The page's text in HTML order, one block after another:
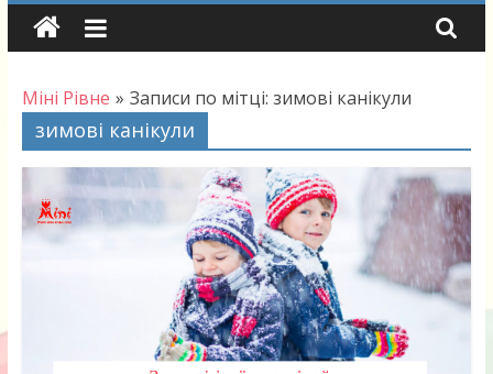
Skip
Міні Рівне » Записи по мітці: зимові канікули
зимові канікули